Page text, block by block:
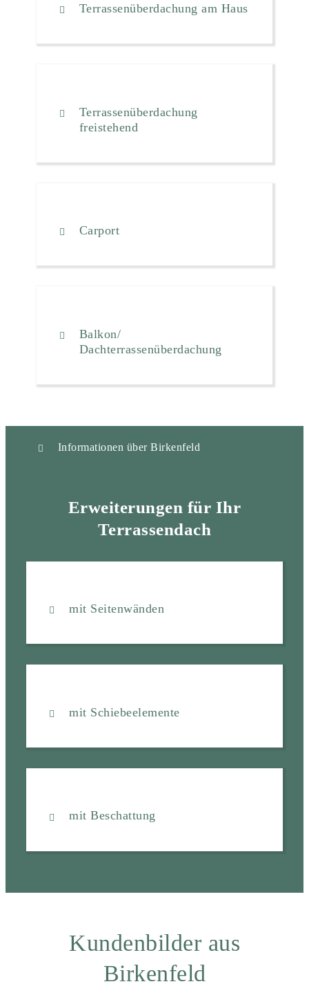
Terrassenüberdachung am Haus
Terrassenüberdachung
freistehend
Carport
Balkon/
Dachterrassenüberdachung
Informationen über Birkenfeld
Erweiterungen für Ihr
Terrassendach
mit Seitenwänden
mit Schiebeelemente
mit Beschattung
Kundenbilder aus
Birkenfeld